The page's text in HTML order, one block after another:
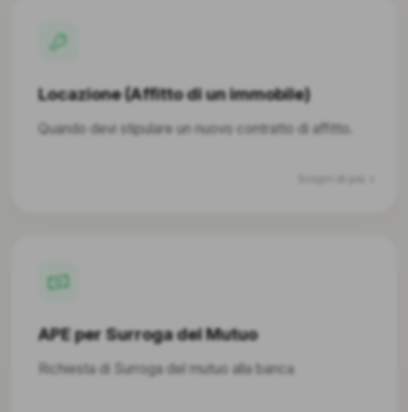
Locazione (Affitto di un immobile)
Quando devi stipulare un nuovo contratto di affitto.
APE per Surroga del Mutuo
Richiesta di Surroga del mutuo alla banca